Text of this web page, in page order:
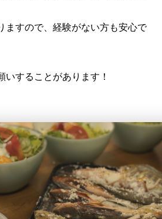
ますので、経験がない方も安心で
いすることがあります！